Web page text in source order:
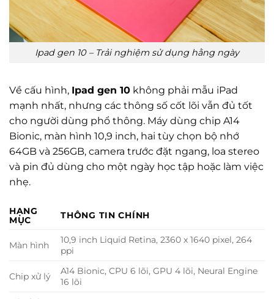
Ipad gen 10 – Trải nghiệm sử dụng hằng ngày
Về cấu hình, Ipad gen 10 không phải mẫu iPad
mạnh nhất, nhưng các thông số cốt lõi vẫn đủ tốt
cho người dùng phổ thông. Máy dùng chip A14
Bionic, màn hình 10,9 inch, hai tùy chọn bộ nhớ
64GB và 256GB, camera trước đặt ngang, loa stereo
và pin đủ dùng cho một ngày học tập hoặc làm việc
nhẹ.
HẠNG
MỤC
THÔNG TIN CHÍNH
Màn hình
10,9 inch Liquid Retina, 2360 x 1640 pixel, 264
ppi
Chip xử lý
A14 Bionic, CPU 6 lõi, GPU 4 lõi, Neural Engine
16 lõi